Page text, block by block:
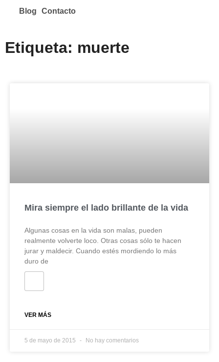
Blog Contacto
Etiqueta: muerte
Mira siempre el lado brillante de la vida
Algunas cosas en la vida son malas, pueden
realmente volverte loco. Otras cosas sólo te hacen
jurar y maldecir. Cuando estés mordiendo lo más
duro de
VER MÁS
5 de mayo de 2015 No hay comentarios